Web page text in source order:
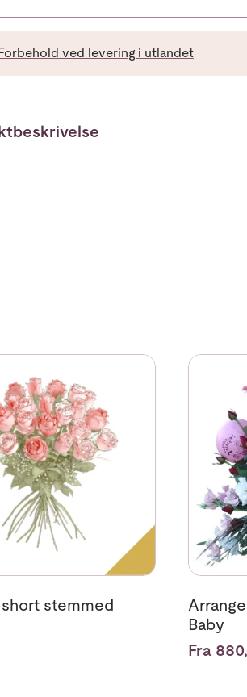
ved levering i utlandet
roses short stemmed
stemmed
Se mer
Baby
Fra